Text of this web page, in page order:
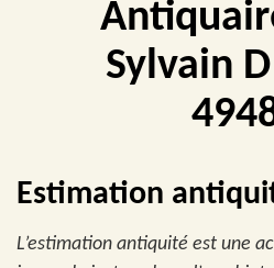
Sylvain
Estimation
L’estimation antiquité est une